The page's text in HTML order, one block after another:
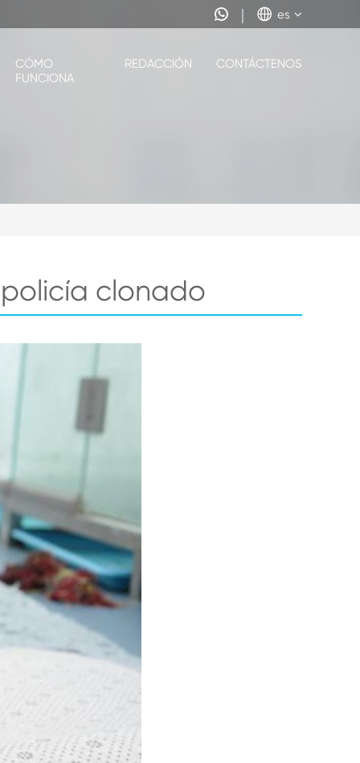
  es
CÓMO
FUNCIONA
REDACCIÓN CONTÁCTENOS
clonado